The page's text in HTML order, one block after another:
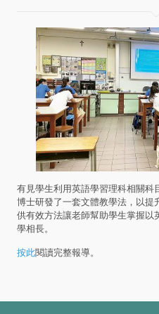
有見學生利用英語學習理科相關科
博士研發了一套文體教學法，以提
供有效方法讓老師幫助學生掌握以
學相長。
按此閱讀完整報導。